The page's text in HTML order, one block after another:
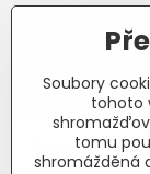
Soubory
tohoto
tomu
shromážděná